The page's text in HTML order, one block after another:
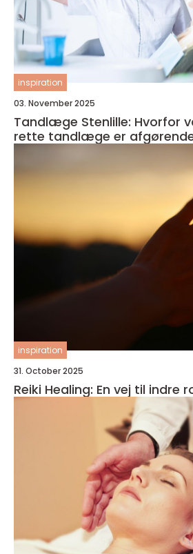
inspiration
03. November 2025
Tandlæge Stenlille: Hvorfor
rette tandlæge er
inspiration
31. October 2025
Reiki Healing: En vej til indre